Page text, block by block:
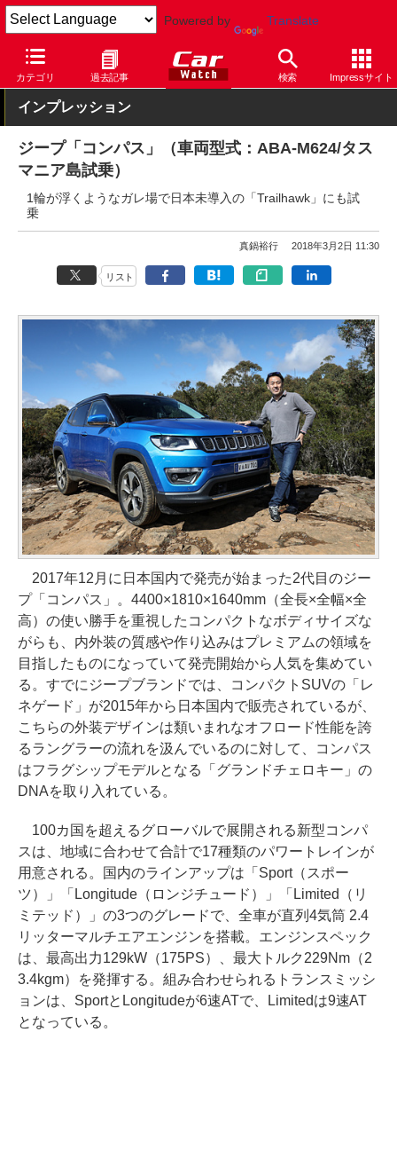
Powered by Translate
カテゴリ 過去記事 検索 Impressサイト
Car Watch 自動車 クライスラー 乗用車
インプレッション
ジープ「コンパス」（車両型式：ABA-M624/タス
マニア島試乗）
1輪が浮くようなガレ場で日本未導入の「Trailhawk」にも試
乗
真鍋裕行 2018年3月2日 11:30
リスト
2017年12月に日本国内で発売が始まった2代目のジー
プ「コンパス」。4400×1810×1640mm（全長×全幅×全
高）の使い勝手を重視したコンパクトなボディサイズな
がらも、内外装の質感や作り込みはプレミアムの領域を
目指したものになっていて発売開始から人気を集めてい
る。すでにジープブランドでは、コンパクトSUVの「レ
ネゲード」が2015年から日本国内で販売されているが、
こちらの外装デザインは類いまれなオフロード性能を誇
るラングラーの流れを汲んでいるのに対して、コンパス
はフラグシップモデルとなる「グランドチェロキー」の
DNAを取り入れている。
100カ国を超えるグローバルで展開される新型コンパ
スは、地域に合わせて合計で17種類のパワートレインが
用意される。国内のラインアップは「Sport（スポー
ツ）」「Longitude（ロンジチュード）」「Limited（リ
ミテッド）」の3つのグレードで、全車が直列4気筒 2.4
リッターマルチエアエンジンを搭載。エンジンスペック
は、最高出力129kW（175PS）、最大トルク229Nm（2
3.4kgm）を発揮する。組み合わせられるトランスミッシ
ョンは、SportとLongitudeが6速ATで、Limitedは9速AT
となっている。